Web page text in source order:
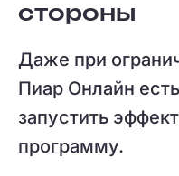
стороны
Даже при
Пиар Онлайн
запустить
программу.